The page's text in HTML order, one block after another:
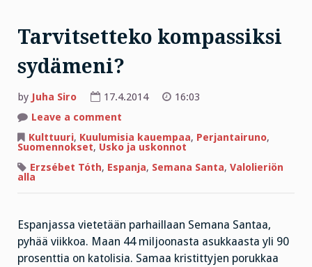
Tarvitsetteko kompassiksi
sydämeni?
by Juha Siro 17.4.2014
16:03
Leave a comment
kompassiksi
sydämeni?
Kulttuuri, Kuulumisia kauempaa, Perjantairuno,
Suomennokset, Usko ja uskonnot
Erzsébet Tóth, Espanja, Semana Santa, Valolieriön
alla
Espanjassa vietetään parhaillaan Semana Santaa,
pyhää viikkoa. Maan 44 miljoonasta asukkaasta yli 90
prosenttia on katolisia. Samaa kristittyjen porukkaa